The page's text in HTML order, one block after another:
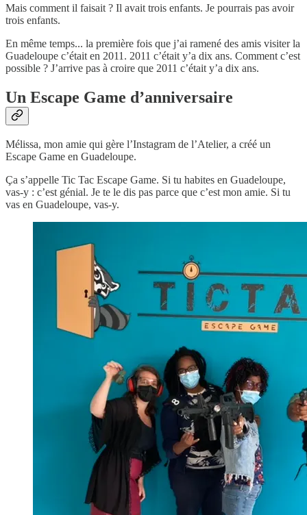
Mais comment il faisait ? Il avait trois enfants. Je pourrais pas avoir
trois enfants.
En même temps... la première fois que j’ai ramené des amis visiter la
Guadeloupe c’était en 2011. 2011 c’était y’a dix ans. Comment c’est
possible ? J’arrive pas à croire que 2011 c’était y’a dix ans.
Un Escape Game d’anniversaire
Mélissa, mon amie qui gère l’Instagram de l’Atelier, a créé un
Escape Game en Guadeloupe.
Ça s’appelle Tic Tac Escape Game. Si tu habites en Guadeloupe,
vas-y : c’est génial. Je te le dis pas parce que c’est mon amie. Si tu
vas en Guadeloupe, vas-y.